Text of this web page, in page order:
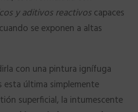
y aditivos reactivoscapaces
se exponen a altas
con una pintura ignífuga
esta última simplemente
superficial, la intumescente